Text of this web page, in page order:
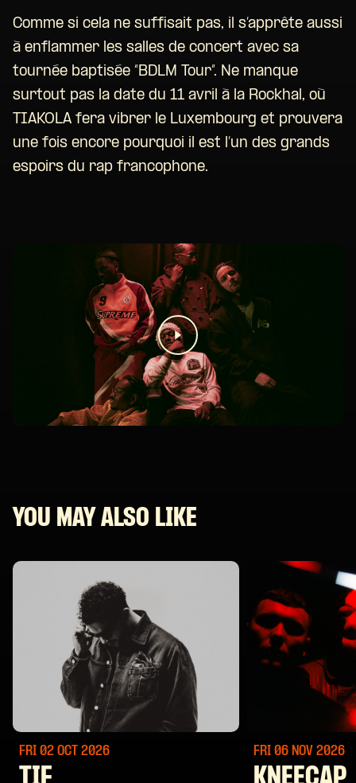
Comme si cela ne suffisait pas, il s’apprête aussi
à enflammer les salles de concert avec sa
tournée baptisée “BDLM Tour”. Ne manque
surtout pas la date du 11 avril à la Rockhal, où
TIAKOLA fera vibrer le Luxembourg et prouvera
une fois encore pourquoi il est l’un des grands
espoirs du rap francophone.
YOU MAY ALSO LIKE
FRI 02 OCT 2026 FRI 06 NOV 2026